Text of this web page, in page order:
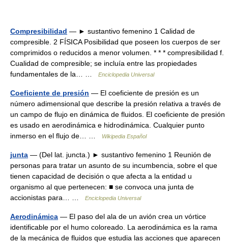
Compresibilidad — ► sustantivo femenino 1 Calidad de
compresible. 2 FÍSICA Posibilidad que poseen los cuerpos de ser
comprimidos o reducidos a menor volumen. * * * compresibilidad f.
Cualidad de compresible; se incluía entre las propiedades
fundamentales de la… …
Enciclopedia Universal
Coeficiente de presión — El coeficiente de presión es un
número adimensional que describe la presión relativa a través de
un campo de flujo en dinámica de fluidos. El coeficiente de presión
es usado en aerodinámica e hidrodinámica. Cualquier punto
inmerso en el flujo de… …
Wikipedia Español
junta — (Del lat. juncta.) ► sustantivo femenino 1 Reunión de
personas para tratar un asunto de su incumbencia, sobre el que
tienen capacidad de decisión o que afecta a la entidad u
organismo al que pertenecen: ■ se convoca una junta de
accionistas para… …
Enciclopedia Universal
Aerodinámica — El paso del ala de un avión crea un vórtice
identificable por el humo coloreado. La aerodinámica es la rama
de la mecánica de fluidos que estudia las acciones que aparecen